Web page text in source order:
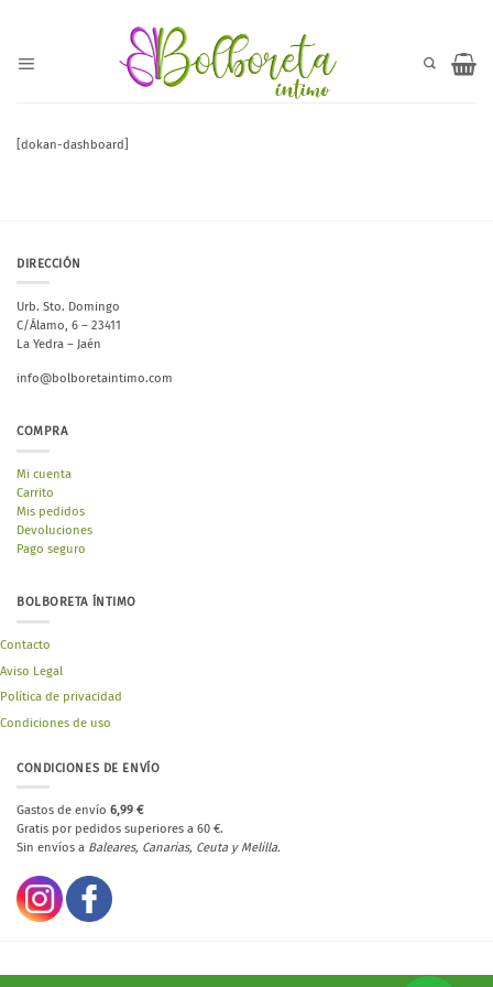
[dokan-dashboard]
DIRECCIÓN
Urb. Sto. Domingo
C/Álamo, 6 – 23411
La Yedra – Jaén
info@bolboretaintimo.com
COMPRA
Mi cuenta
Carrito
Mis pedidos
Devoluciones
Pago seguro
BOLBORETA ÍNTIMO
Contacto
Aviso Legal
Política de privacidad
Condiciones de uso
CONDICIONES DE ENVÍO
Gastos de envío 6,99 €
Gratis por pedidos superiores a 60 €.
Sin envíos a Baleares, Canarias, Ceuta y Melilla.